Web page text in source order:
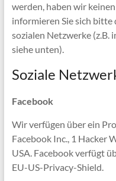
werden, haben wir
informieren Sie sich
sozialen Netzwerke (z.B.
siehe unten).
Soziale
Facebook
Wir verfügen über ein
Facebook Inc., 1 Hacker
USA. Facebook verfügt
EU-US-Privacy-Shield.